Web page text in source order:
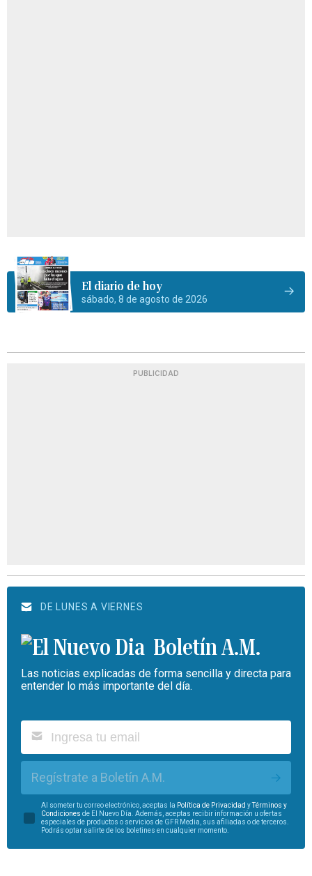
El diario de hoy
sábado, 8 de agosto de 2026
PUBLICIDAD
DE LUNES A VIERNES
Boletín A.M.
Las noticias explicadas de forma sencilla y directa para
entender lo más importante del día.
Regístrate a Boletín A.M.
Al someter tu correo electrónico, aceptas la Política de Privacidad yTérminos y
Condiciones de El Nuevo Día. Además, aceptas recibir información u ofertas
especiales de productos o servicios de GFR Media, sus afiliadas o de terceros.
Podrás optar salirte de los boletines en cualquier momento.